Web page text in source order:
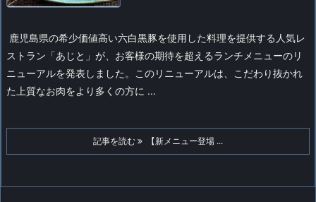
鹿児島県の希少価値高い六白黒豚を使用した料理を提供する人気レ
ストラン「あじと」が、お客様の期待を超えるランチメニューのリ
ニューアルを発表しました。このリニューアルは、こだわり抜かれ
た上質なお肉をより多くの方に ...
記事を読む 【新メニュー登場 ...